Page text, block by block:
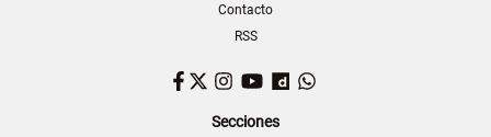
Contacto
RSS
Facebook
TwitterInstagram
YouTubeDailymotion
Secciones